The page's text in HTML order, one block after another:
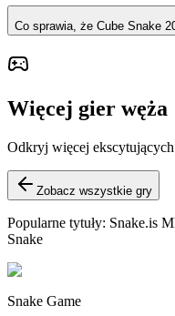
Co sprawia, że Cube Snake
Więcej gier węża
Odkryj więcej
Zobacz wszystkie gry
Popularne tytuły: Snake.is
Snake
Snake Game